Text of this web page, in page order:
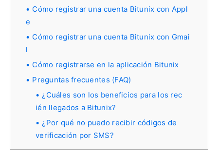
Cómo registrar una cuenta Bitunix con Appl
e
Cómo registrar una cuenta Bitunix con Gmai
l
Cómo registrarse en la aplicación Bitunix
Preguntas frecuentes (FAQ)
¿Cuáles son los beneficios para los rec
ién llegados a Bitunix?
¿Por qué no puedo recibir códigos de
verificación por SMS?